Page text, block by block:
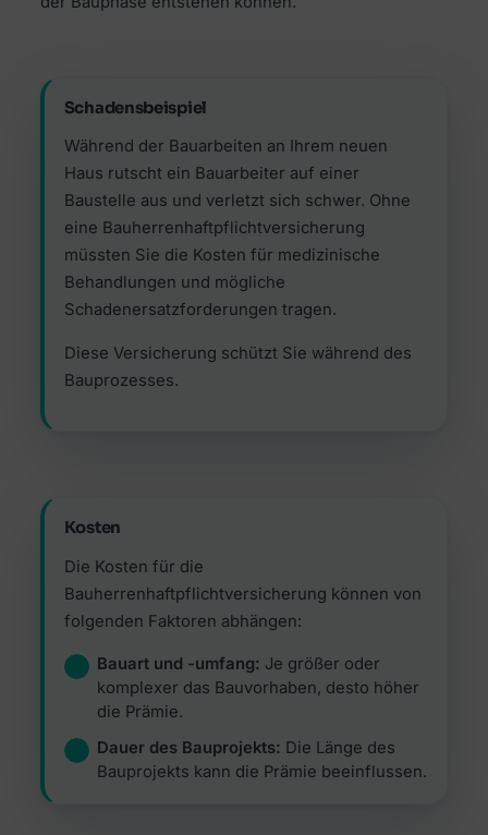
Schadensbeispiel
Während der Bauarbeiten an Ihrem neuen
Haus rutscht ein Bauarbeiter auf einer
Baustelle aus und verletzt sich schwer. Ohne
eine Bauherrenhaftpflichtversicherung
müssten Sie die Kosten für medizinische
Behandlungen und mögliche
Schadenersatzforderungen tragen.
Diese Versicherung schützt Sie während des
Bauprozesses.
Kosten
Die Kosten für die
Bauherrenhaftpflichtversicherung können von
folgenden Faktoren abhängen:
Bauart und -umfang: Je größer oder
komplexer das Bauvorhaben, desto höher
die Prämie.
Dauer des Bauprojekts: Die Länge des
Bauprojekts kann die Prämie beeinflussen.